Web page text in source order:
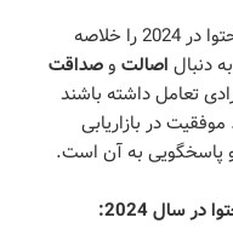
اگر بخواهیم جوهره اصلی بازاریابی محتوا در 2024 را خلاصه
دنبال اصالت وصداقت
تعامل داشته باشند
در بازاریابی
پاسخگویی به آن است.
سال 2024: